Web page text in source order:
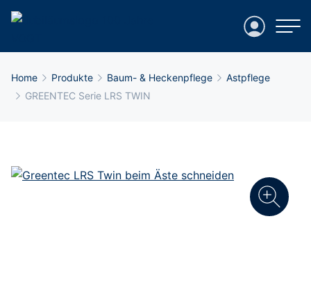
Login
Breadcrumb-Navigation
Home Produkte Baum- & Heckenpflege
Astpflege
GREENTEC Serie LRS TWIN